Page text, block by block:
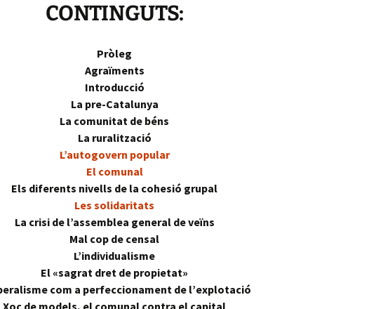
CONTINGUTS:
Pròleg
Agraïments
Introducció
La pre-Catalunya
La comunitat de béns
La ruralització
L’autogovern popular
El comunal
Els diferents nivells de la cohesió grupal
Les solidaritats
La crisi de l’assemblea general de veïns
Mal cop de censal
L’individualisme
El «sagrat dret de propietat»
com a perfeccionament de l’explotació
Xoc de models, el comunal contra el capital